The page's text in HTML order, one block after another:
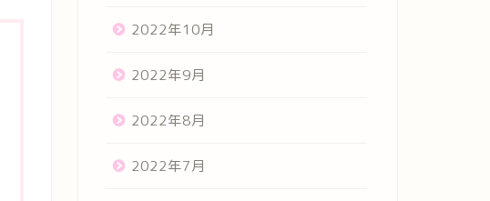
2022年10月
2022年9月
2022年8月
2022年7月